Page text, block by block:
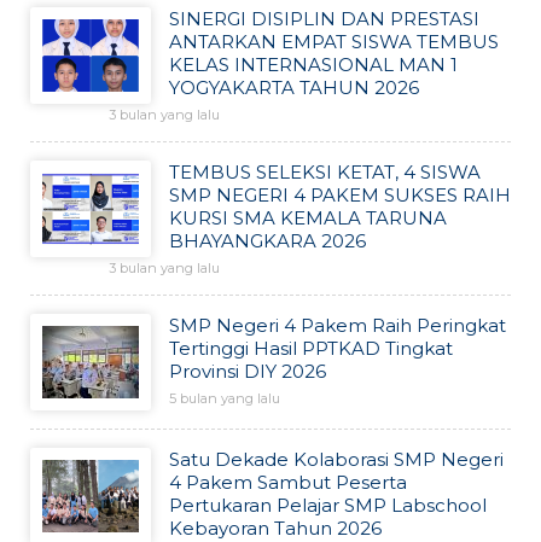
SINERGI DISIPLIN DAN PRESTASI
ANTARKAN EMPAT SISWA TEMBUS
KELAS INTERNASIONAL MAN 1
YOGYAKARTA TAHUN 2026
3 bulan yang lalu
TEMBUS SELEKSI KETAT, 4 SISWA
SMP NEGERI 4 PAKEM SUKSES RAIH
KURSI SMA KEMALA TARUNA
BHAYANGKARA 2026
3 bulan yang lalu
SMP Negeri 4 Pakem Raih Peringkat
Tertinggi Hasil PPTKAD Tingkat
Provinsi DIY 2026
5 bulan yang lalu
Satu Dekade Kolaborasi SMP Negeri
4 Pakem Sambut Peserta
Pertukaran Pelajar SMP Labschool
Kebayoran Tahun 2026